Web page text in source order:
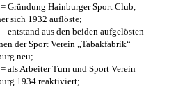
Gründung Hainburger Sport Club,
sich 1932 auflöste;
entstand aus den beiden aufgelösten
der Sport Verein „Tabakfabrik“
neu;
als Arbeiter Turn und Sport Verein
1934 reaktiviert;